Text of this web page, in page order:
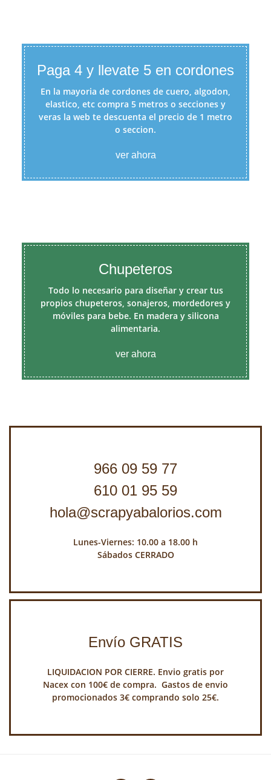
Paga 4 y llevate 5 en cordones
En la mayoria de cordones de cuero, algodon,
elastico, etc compra 5 metros o secciones y
veras la web te descuenta el precio de 1 metro
o seccion.
ver ahora
Chupeteros
Todo lo necesario para diseñar y crear tus
propios chupeteros, sonajeros, mordedores y
móviles para bebe. En madera y silicona
alimentaria.
ver ahora
966 09 59 77
610 01 95 59
hola@scrapyabalorios.com
Lunes-Viernes: 10.00 a 18.00 h
Sábados CERRADO
Envío GRATIS
LIQUIDACION POR CIERRE. Envio gratis por
Nacex con 100€ de compra. Gastos de envio
promocionados 3€ comprando solo 25€.